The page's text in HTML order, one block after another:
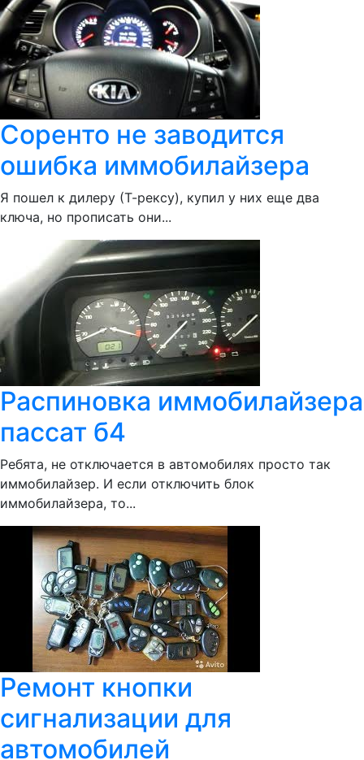
Соренто не заводится
ошибка иммобилайзера
Я пошел к дилеру (Т-рексу), купил у них еще два
ключа, но прописать они...
Распиновка иммобилайзера
пассат б4
Ребята, не отключается в автомобилях просто так
иммобилайзер. И если отключить блок
иммобилайзера, то...
Ремонт кнопки
сигнализации для
автомобилей